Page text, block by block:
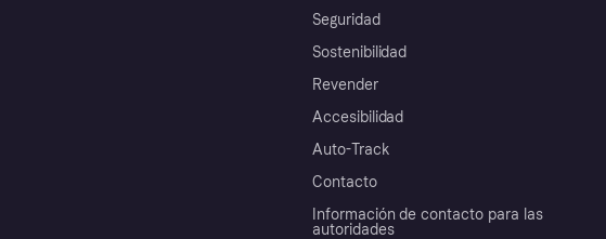
Seguridad
Sostenibilidad
Revender
Accesibilidad
Auto-Track
Contacto
Información de contacto para las
autoridades